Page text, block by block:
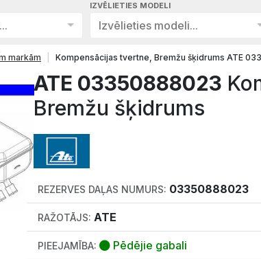
IZVĒLIETIES MODELI
Izvēlieties modeli...
markām Kompensācijas tvertne, Bremžu šķidrums ATE
ATE 03350888023
Bremžu šķidrums
REZERVES DAĻAS NUMURS: 03350888023
RAŽOTĀJS: ATE
PIEEJAMĪBA: Pēdējie gabali